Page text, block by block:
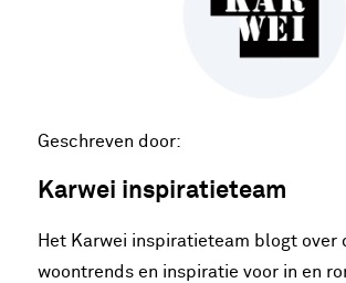
Geschreven door:
Karwei inspiratieteam
Het Karwei inspiratieteam blogt over
woontrends en inspiratie voor in en